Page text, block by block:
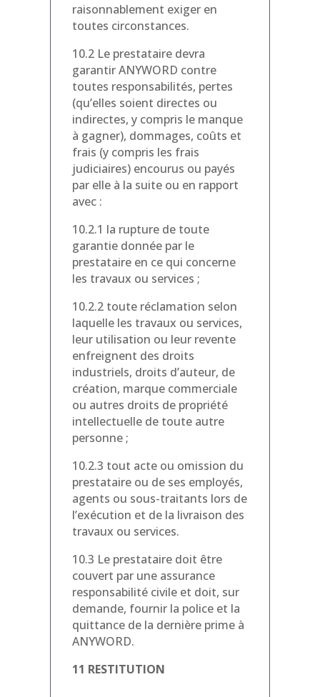
raisonnablement exiger en
toutes circonstances.
10.2 Le prestataire devra
garantir ANYWORD contre
toutes responsabilités, pertes
(qu’elles soient directes ou
indirectes, y compris le manque
à gagner), dommages, coûts et
frais (y compris les frais
judiciaires) encourus ou payés
par elle à la suite ou en rapport
avec :
10.2.1 la rupture de toute
garantie donnée par le
prestataire en ce qui concerne
les travaux ou services ;
10.2.2 toute réclamation selon
laquelle les travaux ou services,
leur utilisation ou leur revente
enfreignent des droits
industriels, droits d’auteur, de
création, marque commerciale
ou autres droits de propriété
intellectuelle de toute autre
personne ;
10.2.3 tout acte ou omission du
prestataire ou de ses employés,
agents ou sous-traitants lors de
l’exécution et de la livraison des
travaux ou services.
10.3 Le prestataire doit être
couvert par une assurance
responsabilité civile et doit, sur
demande, fournir la police et la
quittance de la dernière prime à
ANYWORD.
11 RESTITUTION